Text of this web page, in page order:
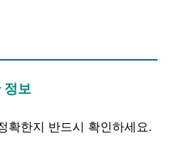
정보
확한지 반드시 확인하세요.